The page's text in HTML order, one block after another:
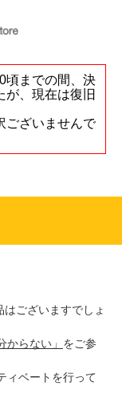
頃までの間、決
が、現在は復旧
ございませんで
ございますでしょ
からない」 をご参
ィベートを行って